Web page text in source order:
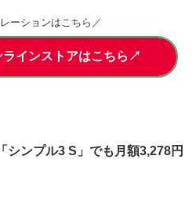
ーションはこちら／
インストアはこちら↗
シンプル3 S」でも月額3,278円